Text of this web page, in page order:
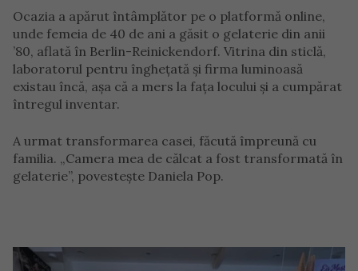
Ocazia a apărut întâmplător pe o platformă online,
unde femeia de 40 de ani a găsit o gelaterie din anii
’80, aflată în Berlin-Reinickendorf. Vitrina din sticlă,
laboratorul pentru înghețată și firma luminoasă
existau încă, așa că a mers la fața locului și a cumpărat
întregul inventar.
A urmat transformarea casei, făcută împreună cu
familia. „Camera mea de călcat a fost transformată în
gelaterie”, povestește Daniela Pop.